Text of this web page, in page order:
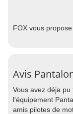
FOX vous
Avis
Vous avez déja
l'équipement
amis pilotes de